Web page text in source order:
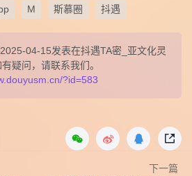
M 斯慕圈 抖遇
04-15发表在抖遇TA密_亚文化灵
疑问，请联系我们。
?id=583
下一篇